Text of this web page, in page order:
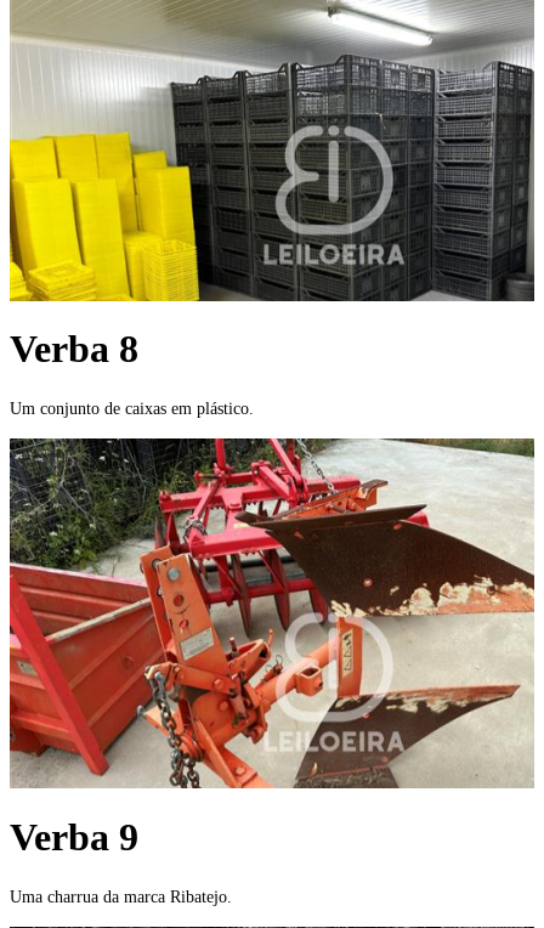
Verba 8
Um conjunto de caixas em plástico.
Verba 9
Uma charrua da marca Ribatejo.